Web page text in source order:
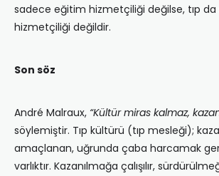
sadece eğitim hizmetçiliği değilse, tıp da
hizmetçiliği değildir.
Son söz
André Malraux, “Kültür miras kalmaz,
söylemiştir. Tıp kültürü (tıp mesleği);
amaçlanan, uğrunda çaba harcamak
varlıktır. Kazanılmağa çalışılır,